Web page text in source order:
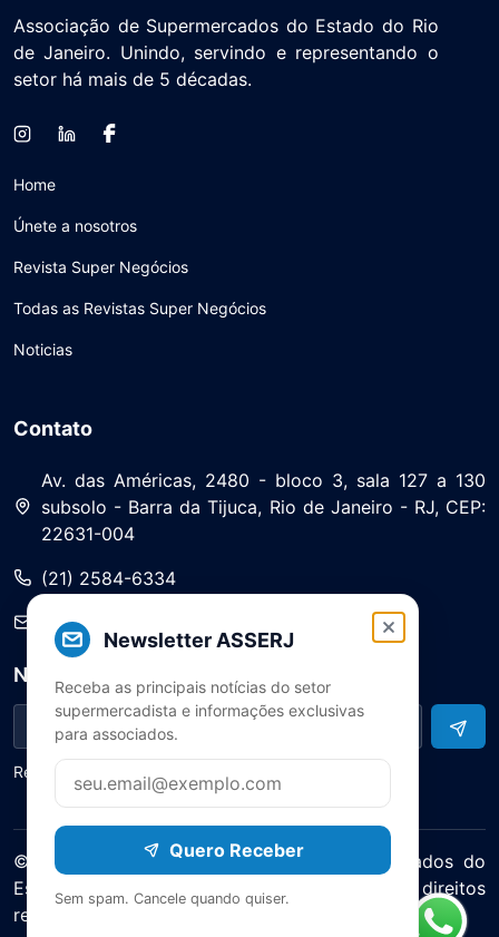
Newsletter ASSERJ
Receba as principais notícias do setor
supermercadista e informações exclusivas
para associados.
Quero Receber
Sem spam. Cancele quando quiser.
Associação de Supermercados do Estado do Rio
de Janeiro. Unindo, servindo e representando o
setor há mais de 5 décadas.
Home
Únete a nosotros
Revista Super Negócios
Todas as Revistas Super Negócios
Noticias
Contato
Av. das Américas, 2480 - bloco 3, sala 127 a 130
subsolo - Barra da Tijuca, Rio de Janeiro - RJ, CEP:
22631-004
(21) 2584-6334
saa@asserj.com.br
Newsletter
Receba notícias e atualizações do setor
© 2025 ASERJ – Associação de Supermercados do
Estado do Rio de Janeiro. Todos os direitos
reservados.